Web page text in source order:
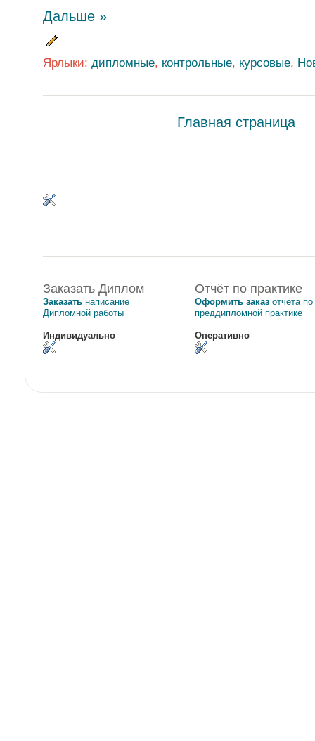
Дальше »
Ярлыки: дипломные, контрольные, курсовые,
Главная страница
Заказать Диплом
Заказать написание
Дипломной работы
Индивидуально
Отчёт по практике
Оформить заказ отчёта по
преддипломной практике
Оперативно